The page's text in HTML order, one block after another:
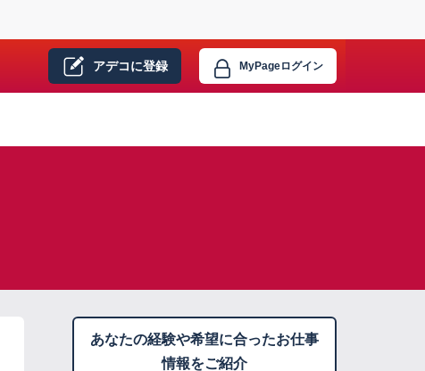
アデコに登録 MyPageログイン
あなたの経験や希望に合ったお仕事
情報をご紹介